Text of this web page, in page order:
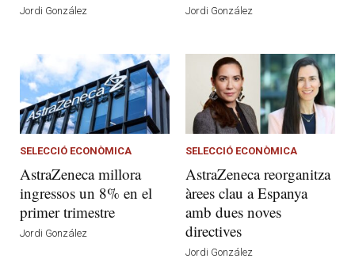
Jordi González Jordi González
SELECCIÓ ECONÒMICA
AstraZeneca millora
ingressos un 8% en el
primer trimestre
Jordi González
SELECCIÓ ECONÒMICA
AstraZeneca reorganitza
àrees clau a Espanya
amb dues noves
directives
Jordi González